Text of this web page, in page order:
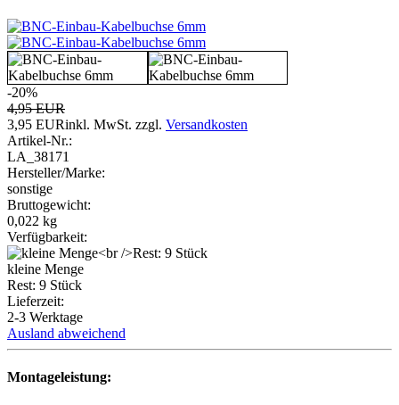
-20%
4,95 EUR
3,95 EURinkl. MwSt. zzgl. Versandkosten
Artikel-Nr.:
LA_38171
Hersteller/Marke:
sonstige
Bruttogewicht:
0,022 kg
Verfügbarkeit:
kleine Menge
Rest: 9 Stück
Lieferzeit:
2-3 Werktage
Ausland abweichend
Montageleistung: